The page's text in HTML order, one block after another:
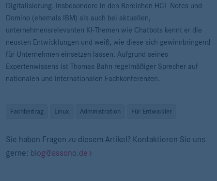
Digitalisierung. Insbesondere in den Bereichen HCL Notes und
Domino (ehemals IBM) als auch bei aktuellen,
unternehmensrelevanten KI-Themen wie Chatbots kennt er die
neusten Entwicklungen und weiß, wie diese sich gewinnbringend
für Unternehmen einsetzen lassen. Aufgrund seines
Expertenwissens ist Thomas Bahn regelmäßiger Sprecher auf
nationalen und internationalen Fachkonferenzen.
Fachbeitrag Linux Administration Für Entwickler
Sie haben Fragen zu diesem Artikel? Kontaktieren Sie uns
gerne: blog@assono.de